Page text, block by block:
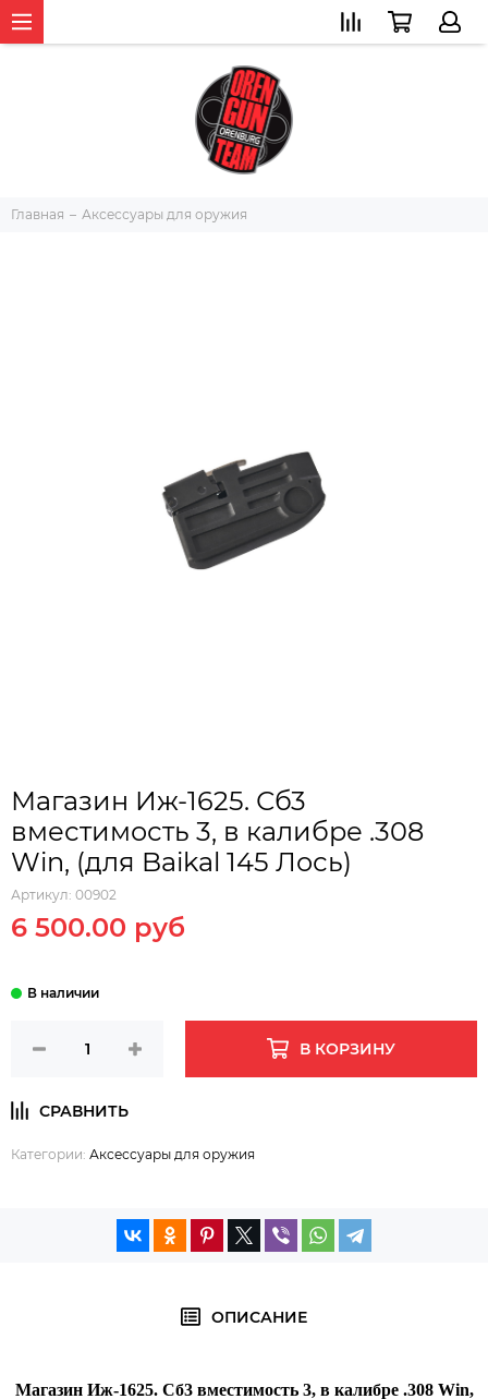
Главная Аксессуары для оружия
Магазин Иж-1625. Сб3
вместимость 3, в калибре .308
Win, (для Baikal 145 Лось)
Артикул: 00902
6 500.00 руб
В КОРЗИНУ
Категории: Аксессуары для оружия
ОПИСАНИЕ
Магазин Иж-1625. Сб3 вместимость 3, в калибре .308 Win,